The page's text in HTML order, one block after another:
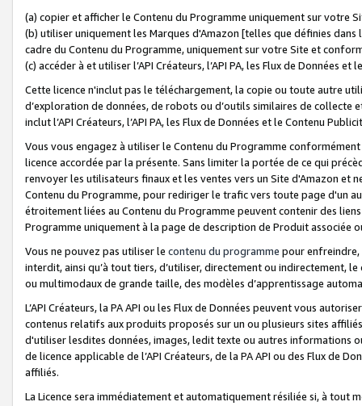
(a) copier et afficher le Contenu du Programme uniquement sur votre
(b) utiliser uniquement les Marques d'Amazon [telles que définies dans
cadre du Contenu du Programme, uniquement sur votre Site et
(c) accéder à et utiliser l’API Créateurs, l’API PA, les Flux de Données
Cette licence n'inclut pas le téléchargement, la copie ou toute autre
d’exploration de données, de robots ou d’outils similaires de
inclut l’API Créateurs, l’API PA, les Flux de Données et le Contenu
Vous vous engagez à utiliser le Contenu du Programme
licence accordée par la présente. Sans limiter la portée de ce qui
renvoyer les utilisateurs finaux et les ventes vers un Site d'Amazon et
Contenu du Programme, pour rediriger le trafic vers toute page d'un
étroitement liées au Contenu du Programme peuvent contenir des
Programme uniquement à la page de description de Produit associée
Vous ne pouvez pas utiliser le contenu du programme pour
interdit, ainsi qu’à tout tiers, d’utiliser, directement ou indirectement,
ou multimodaux de grande taille, des modèles d’apprentissage
L’API Créateurs, la PA API ou les Flux de Données peuvent vous
contenus relatifs aux produits proposés sur un ou plusieurs sites
d'utiliser lesdites données, images, ledit texte ou autres informations
de licence applicable de l’API Créateurs, de la PA API ou des Flux de
affiliés.
La Licence sera immédiatement et automatiquement résiliée si, à